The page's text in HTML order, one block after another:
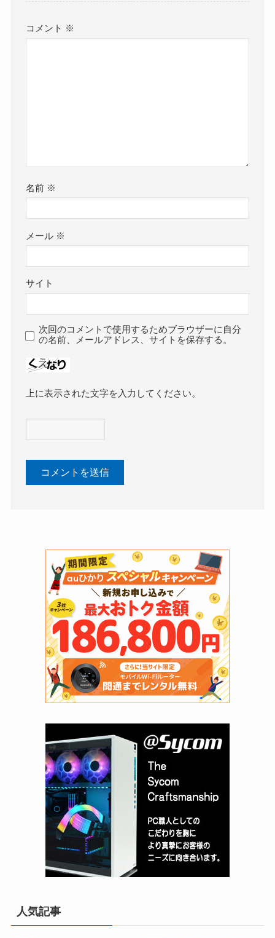
コメント ※
名前 ※
メール ※
サイト
次回のコメントで使用するためブラウザーに自分
の名前、メールアドレス、サイトを保存する。
上に表示された文字を入力してください。
人気記事